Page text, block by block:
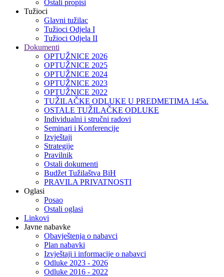
Ostali propisi
Tužioci
Glavni tužilac
Tužioci Odjela I
Tužioci Odjela II
Dokumenti
OPTUŽNICE 2026
OPTUŽNICE 2025
OPTUŽNICE 2024
OPTUŽNICE 2023
OPTUŽNICE 2022
TUŽILAČKE ODLUKE U PREDMETIMA 145a.
OSTALE TUŽILAČKE ODLUKE
Individualni i stručni radovi
Seminari i Konferencije
Izvještaji
Strategije
Pravilnik
Ostali dokumenti
Budžet Tužilaštva BiH
PRAVILA PRIVATNOSTI
Oglasi
Posao
Ostali oglasi
Linkovi
Javne nabavke
Obavještenja o nabavci
Plan nabavki
Izvještaji i informacije o nabavci
Odluke 2023 - 2026
Odluke 2016 - 2022